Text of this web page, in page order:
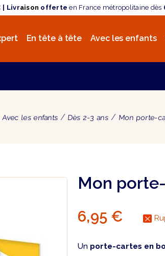
| Livraison offerte en France métropolitaine dès
En tête à tête Avec les enfants
Avec les enfants Dès 2-3 ans Mon porte-
Mon
6,95 €
Un porte-cartes en